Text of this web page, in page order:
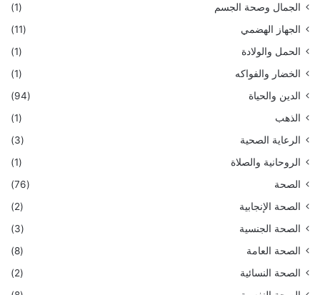
الجمال وصحة الجسم
(1)
الجهاز الهضمي
(11)
الحمل والولادة
(1)
الخضار والفواكه
(1)
الدين والحياة
(94)
الذهب
(1)
الرعاية الصحية
(3)
الروحانية والصلاة
(1)
الصحة
(76)
الصحة الإنجابية
(2)
الصحة الجنسية
(3)
الصحة العامة
(8)
الصحة النسائية
(2)